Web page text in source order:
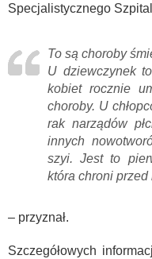
Specjalistycznego
To są choroby
U dziewczynek
kobiet rocznie
choroby. U
rak narządów
innych
szyi. Jest to
która chroni przed
– przyznał.
Szczegółowych